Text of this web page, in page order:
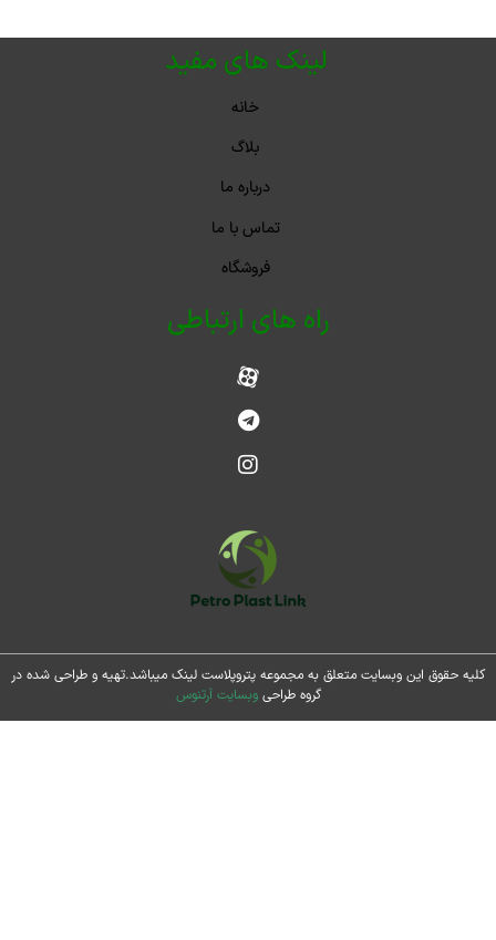
لینک های مفید
درباره ما
تماس با ما
فروشگاه
راه های ارتباطی
این وبسایت متعلق به مجموعه پتروپلاست لینک میباشد.تهیه و طراحی شده در
گروه طراحی وبسایت آرتنوس